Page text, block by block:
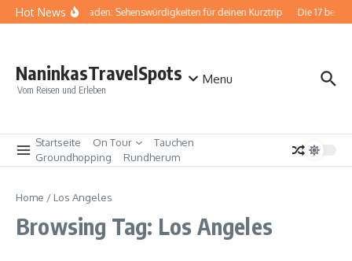
Zum Inhalt springen
Hot NewsBaden-Baden: Sehenswürdigkeiten für deinen Kurztrip Die 17
NaninkasTravelSpots
Vom Reisen und Erleben
Menu
Startseite On Tour
Tauchen
Groundhopping
Rundherum
Home / Los Angeles
Browsing Tag: Los Angeles